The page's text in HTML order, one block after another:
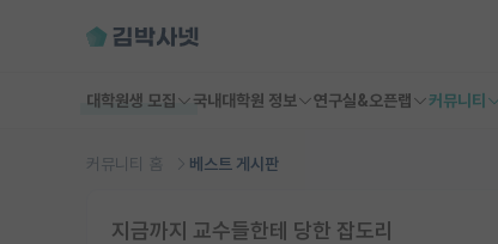
대학원생 모집 국내대학원 정보 연구실&오픈랩 커뮤니티
커뮤니티 홈 베스트 게시판
지금까지 교수들한테 당한 잡도리